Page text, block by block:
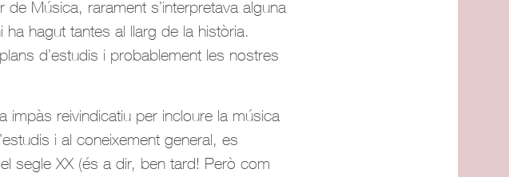
Música, rarament s’interpretava alguna
hagut tantes al llarg de la història.
d’estudis i probablement les nostres
impàs reivindicatiu per incloure la música
i al coneixement general, es
segle XX (és a dir, ben tard! Però com